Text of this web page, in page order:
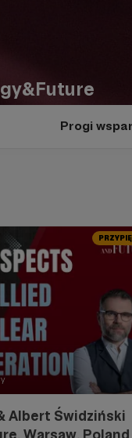
Progi
Albert Świdziński